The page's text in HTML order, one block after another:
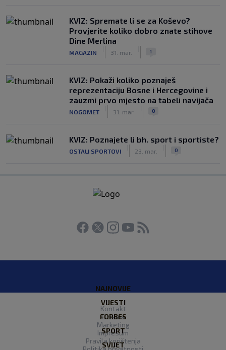
KVIZ: Spremate li se za Koševo?
Provjerite koliko dobro znate stihove
Dine Merlina
MAGAZIN 31. mar. 1
KVIZ: Pokaži koliko poznaješ
reprezentaciju Bosne i Hercegovine i
zauzmi prvo mjesto na tabeli navijača
NOGOMET 31. mar. 0
KVIZ: Poznajete li bh. sport i sportiste?
OSTALI SPORTOVI 23. mar. 0
NAJNOVIJE
VIJESTI
FORBES
SPORT
SVIJET
Kontakt
O nama
Marketing
Impresum
Pravila korištenja